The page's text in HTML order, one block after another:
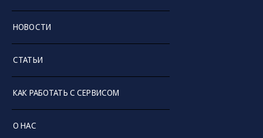
НОВОСТИ
СТАТЬИ
КАК РАБОТАТЬ С СЕРВИСОМ
О НАС